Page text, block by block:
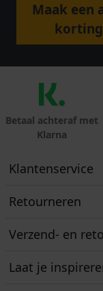
Maak een
Betaal achteraf met
Klarna
Klantenservice
Retourneren
Verzend- en
Laat je